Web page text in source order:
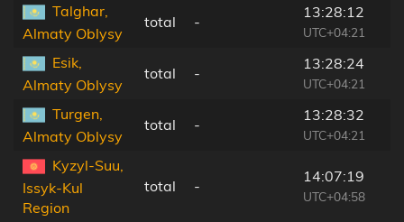
Talghar,
Almaty Oblysy
total -
13:28:12
UTC+04:21
Esik,
Almaty Oblysy
total -
13:28:24
UTC+04:21
Turgen,
Almaty Oblysy
total -
13:28:32
UTC+04:21
Kyzyl-Suu,
Issyk-Kul
Region
total -
14:07:19
UTC+04:58